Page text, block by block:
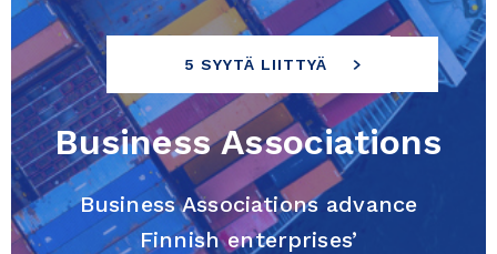
5 SYYTÄ LIITTYÄ
Business Associations
Business Associations advance
Finnish enterprises’